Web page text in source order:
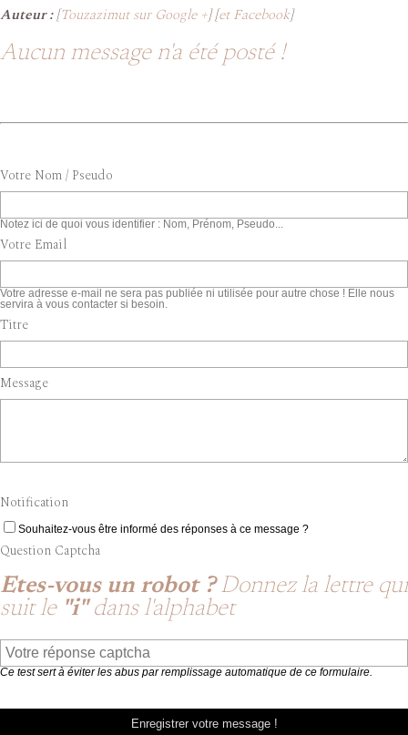
Auteur :[Touzazimut sur Google +] [et Facebook]
Aucun message n'a été posté !
Votre Nom / Pseudo
Notez ici de quoi vous identifier : Nom, Prénom, Pseudo...
Votre Email
Votre adresse e-mail ne sera pas publiée ni utilisée pour autre chose ! Elle nous
servira à vous contacter si besoin.
Titre
Message
Notification
Souhaitez-vous être informé des réponses à ce message ?
Question Captcha
Etes-vous un robot ?Donnez la lettre qui
suit le "i"dans l'alphabet
Ce test sert à éviter les abus par remplissage automatique de ce formulaire.